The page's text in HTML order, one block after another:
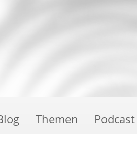
Themen Podcast